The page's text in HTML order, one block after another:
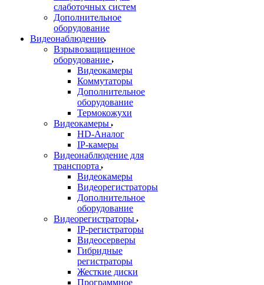
слаботочных систем
Дополнительное
оборудование
Видеонаблюдение
Взрывозащищенное
оборудование
Видеокамеры
Коммутаторы
Дополнительное
оборудование
Термокожухи
Видеокамеры
HD-Аналог
IP-камеры
Видеонаблюдение для
транспорта
Видеокамеры
Видеорегистраторы
Дополнительное
оборудование
Видеорегистраторы
IP-регистраторы
Видеосерверы
Гибридные
регистраторы
Жесткие диски
Программное